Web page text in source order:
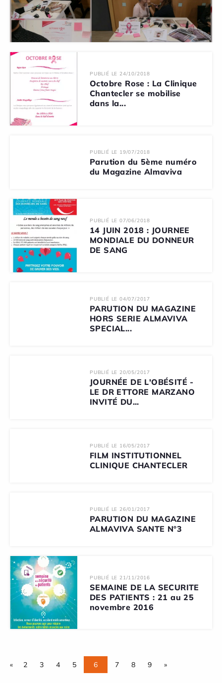
PUBLIÉ LE 24/10/2018
Octobre Rose : La Clinique
Chantecler se mobilise
dans la...
PUBLIÉ LE 19/07/2018
Parution du 5ème numéro
du Magazine Almaviva
PUBLIÉ LE 07/06/2018
14 JUIN 2018 : JOURNEE
MONDIALE DU DONNEUR
DE SANG
PUBLIÉ LE 04/07/2017
PARUTION DU MAGAZINE
HORS SERIE ALMAVIVA
SPECIAL...
PUBLIÉ LE 20/05/2017
JOURNÉE DE L'OBÉSITÉ -
LE DR ETTORE MARZANO
INVITÉ DU...
PUBLIÉ LE 16/05/2017
FILM INSTITUTIONNEL
CLINIQUE CHANTECLER
PUBLIÉ LE 26/01/2017
PARUTION DU MAGAZINE
ALMAVIVA SANTE N°3
PUBLIÉ LE 21/11/2016
SEMAINE DE LA SECURITE
DES PATIENTS : 21 au 25
novembre 2016
« 2 3 4 5 6 7 8 9 »